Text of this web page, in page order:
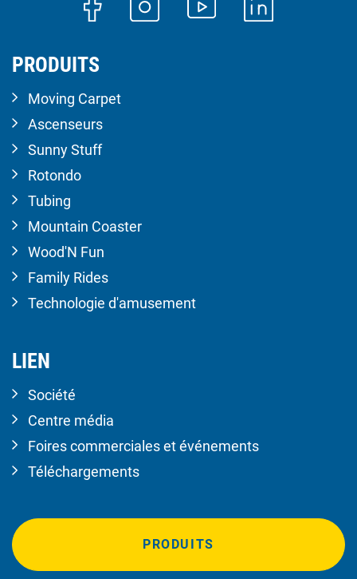
PRODUITS
Moving Carpet
Ascenseurs
Sunny Stuff
Rotondo
Tubing
Mountain Coaster
Wood'N Fun
Family Rides
Technologie d'amusement
LIEN
Société
Centre média
Foires commerciales et événements
Téléchargements
PRODUITS